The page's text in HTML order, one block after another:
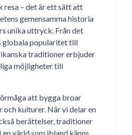
resa – det är ett sätt att
gemensamma historia
unika uttryck. Från det
globala popularitet till
traditioner erbjuder
möjligheter till
att bygga broar
och kulturer. När vi delar en
berättelser, traditioner
en värld som ibland känns